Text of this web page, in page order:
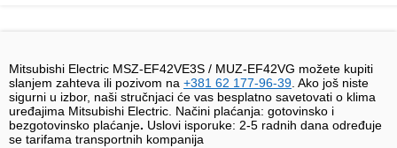
Mitsubishi Electric MSZ-EF42VE3S / MUZ-EF42VG možete kupiti
slanjem zahteva ili pozivom na +381 62 177-96-39. Ako još niste
sigurni u izbor, naši stručnjaci će vas besplatno savetovati o klima
uređajima Mitsubishi Electric. Načini plaćanja: gotovinsko i
bezgotovinsko plaćanje. Uslovi isporuke: 2-5 radnih dana određuje
se tarifama transportnih kompanija